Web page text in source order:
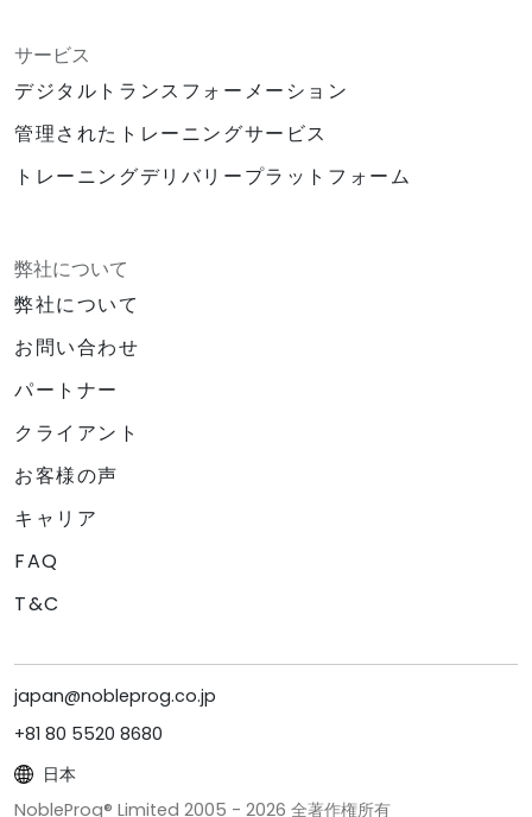
サービス
デジタルトランスフォーメーション
管理されたトレーニングサービス
トレーニングデリバリープラットフォーム
弊社について
弊社について
お問い合わせ
パートナー
クライアント
お客様の声
キャリア
FAQ
T&C
japan@nobleprog.co.jp
+81 80 5520 8680
日本
NobleProg® Limited 2005 - 2026 全著作権所有